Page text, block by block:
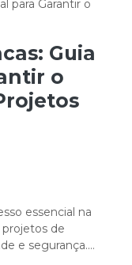
Guia
o
essencial na
de
e segurança.